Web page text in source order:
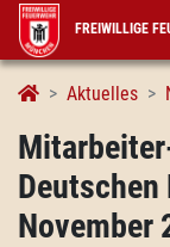
FREIWILLIGE
Aktuelles
Deutschen
November